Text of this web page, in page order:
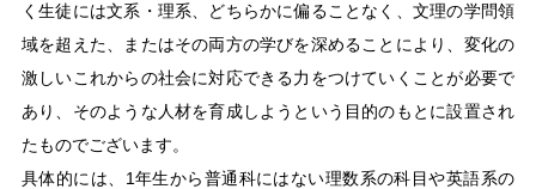
く生徒には文系・理系、どちらかに偏ることなく、文理の学問領
域を超えた、またはその両方の学びを深めることにより、変化の
激しいこれからの社会に対応できる力をつけていくことが必要で
あり、そのような人材を育成しようという目的のもとに設置され
たものでございます。
具体的には、1年生から普通科にはない理数系の科目や英語系の